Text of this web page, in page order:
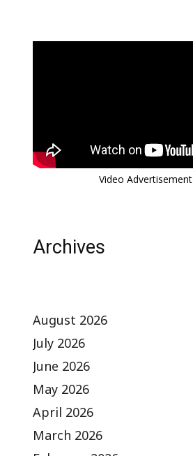
Video Advertisement
Archives
August 2026
July 2026
June 2026
May 2026
April 2026
March 2026